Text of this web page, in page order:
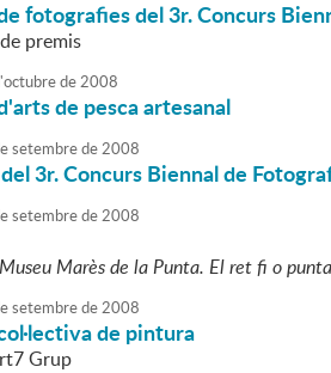
fotografies del 3r. Concurs
premis
octubrede2008
de pesca artesanal
setembrede2008
3r. Concurs Biennal de
setembrede2008
Marès de la Punta. El ret fi o
setembrede2008
de pintura
Grup